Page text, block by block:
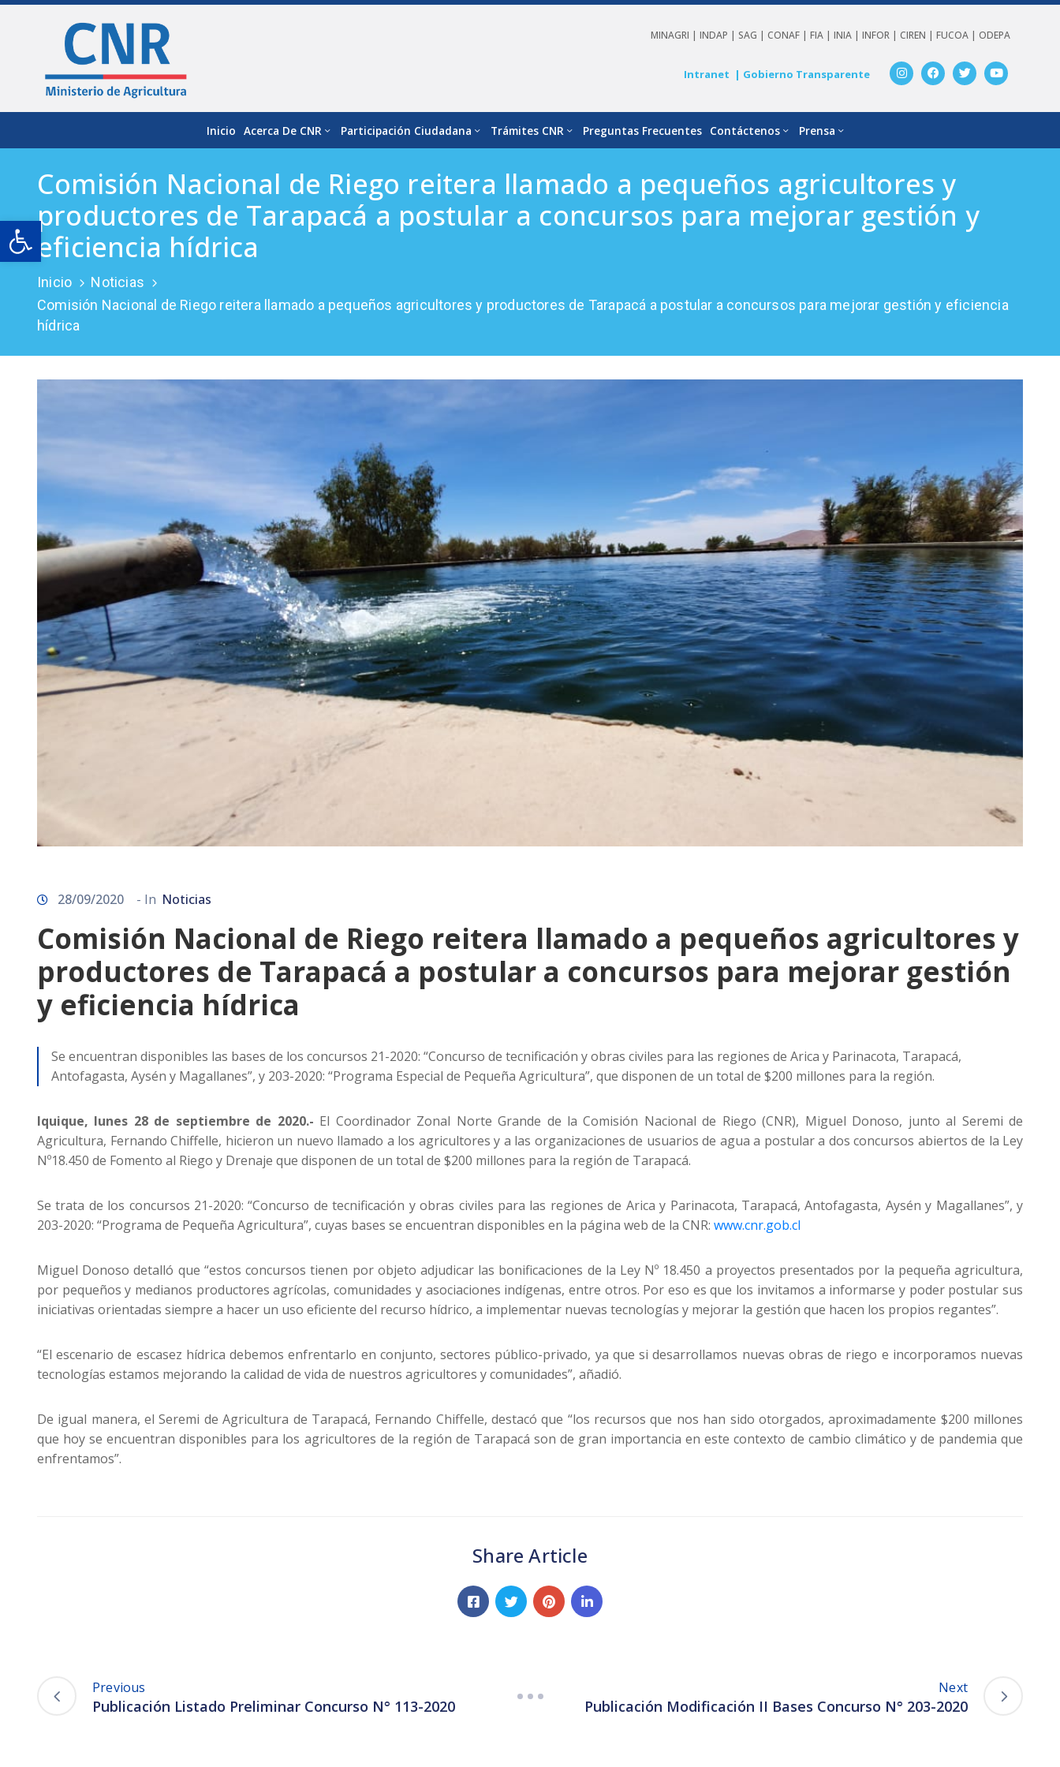
Open toolbar
MINAGRI |INDAP | SAG | CONAF |FIA |INIA |INFOR | CIREN |FUCOA | ODEPA
Intranet | Gobierno Transparente
Inicio Acerca De CNR Participación Ciudadana Trámites CNR Preguntas Frecuentes Contáctenos Prensa
Comisión Nacional de Riego reitera llamado a pequeños agricultores y
productores de Tarapacá a postular a concursos para mejorar gestión y
eficiencia hídrica
Inicio
Noticias
Comisión Nacional de Riego reitera llamado a pequeños agricultores y productores de Tarapacá a postular a concursos para mejorar gestión y eficiencia
hídrica
28/09/2020 - In Noticias
Comisión Nacional de Riego reitera llamado a pequeños agricultores y
productores de Tarapacá a postular a concursos para mejorar gestión
y eficiencia hídrica
Se encuentran disponibles las bases de los concursos 21-2020: “Concurso de tecnificación y obras civiles para las regiones de Arica y Parinacota, Tarapacá,
Antofagasta, Aysén y Magallanes”, y 203-2020: “Programa Especial de Pequeña Agricultura”, que disponen de un total de $200 millones para la región.
Iquique, lunes 28 de septiembre de 2020.- El Coordinador Zonal Norte Grande de la Comisión Nacional de Riego (CNR), Miguel Donoso, junto al Seremi de
Agricultura, Fernando Chiffelle, hicieron un nuevo llamado a los agricultores y a las organizaciones de usuarios de agua a postular a dos concursos abiertos de la Ley
Nº18.450 de Fomento al Riego y Drenaje que disponen de un total de $200 millones para la región de Tarapacá.
Se trata de los concursos 21-2020: “Concurso de tecnificación y obras civiles para las regiones de Arica y Parinacota, Tarapacá, Antofagasta, Aysén y Magallanes”, y
203-2020: “Programa de Pequeña Agricultura”, cuyas bases se encuentran disponibles en la página web de la CNR: www.cnr.gob.cl
Miguel Donoso detalló que “estos concursos tienen por objeto adjudicar las bonificaciones de la Ley Nº 18.450 a proyectos presentados por la pequeña agricultura,
por pequeños y medianos productores agrícolas, comunidades y asociaciones indígenas, entre otros. Por eso es que los invitamos a informarse y poder postular sus
iniciativas orientadas siempre a hacer un uso eficiente del recurso hídrico, a implementar nuevas tecnologías y mejorar la gestión que hacen los propios regantes”.
“El escenario de escasez hídrica debemos enfrentarlo en conjunto, sectores público-privado, ya que si desarrollamos nuevas obras de riego e incorporamos nuevas
tecnologías estamos mejorando la calidad de vida de nuestros agricultores y comunidades”, añadió.
De igual manera, el Seremi de Agricultura de Tarapacá, Fernando Chiffelle, destacó que “los recursos que nos han sido otorgados, aproximadamente $200 millones
que hoy se encuentran disponibles para los agricultores de la región de Tarapacá son de gran importancia en este contexto de cambio climático y de pandemia que
enfrentamos”.
Share Article
Previous
Publicación Listado Preliminar Concurso N° 113-2020
Next
Publicación Modificación II Bases Concurso N° 203-2020